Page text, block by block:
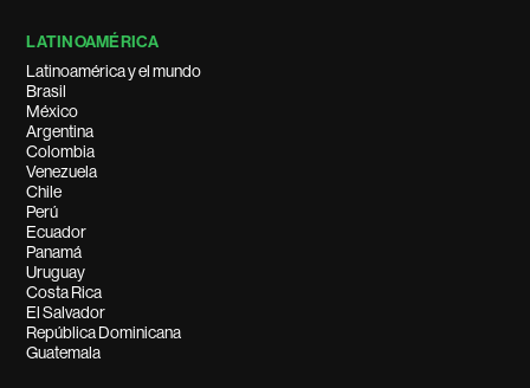
LATINOAMÉRICA
Latinoamérica y el mundo
Brasil
México
Argentina
Colombia
Venezuela
Chile
Perú
Ecuador
Panamá
Uruguay
Costa Rica
El Salvador
República Dominicana
Guatemala